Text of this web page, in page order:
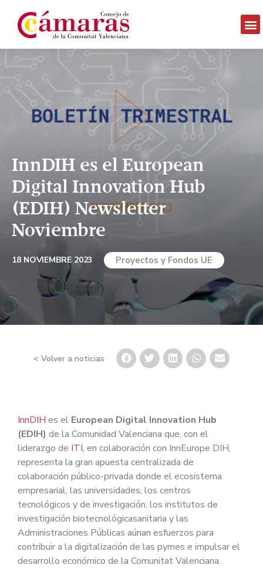
InnDIH es el European
Digital Innovation Hub
(EDIH) Newsletter
Noviembre
18 NOVIEMBRE 2023 Proyectos y Fondos UE
< Volver a noticias
InnDIH es el European Digital Innovation Hub
(EDIH) de la Comunidad Valenciana que, con el
liderazgo de ITI, en colaboración con InnEurope DIH,
representa la gran apuesta centralizada de
colaboración público-privada donde el ecosistema
empresarial, las universidades, los centros
tecnológicos y de investigación, los institutos de
investigación biotecnológicasanitaria y las
Administraciones Públicas aúnan esfuerzos para
contribuir a la digitalización de las pymes e impulsar el
desarrollo económico de la Comunitat Valenciana.